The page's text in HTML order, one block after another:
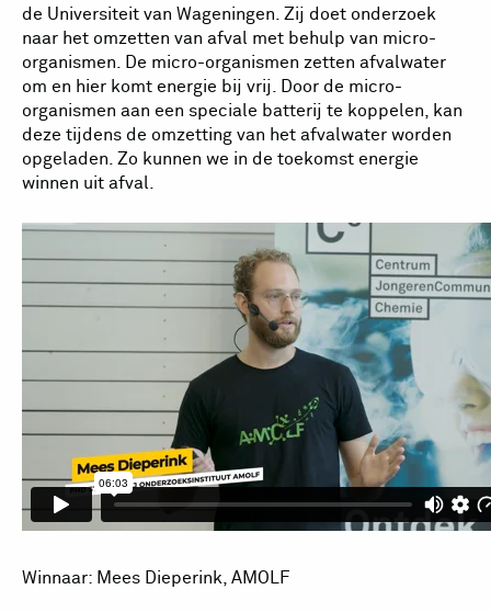
de Universiteit van Wageningen. Zij doet onderzoek
naar het omzetten van afval met behulp van micro-
organismen. De micro-organismen zetten afvalwater
om en hier komt energie bij vrij. Door de micro-
organismen aan een speciale batterij te koppelen, kan
deze tijdens de omzetting van het afvalwater worden
opgeladen. Zo kunnen we in de toekomst energie
winnen uit afval.
Winnaar: Mees Dieperink, AMOLF